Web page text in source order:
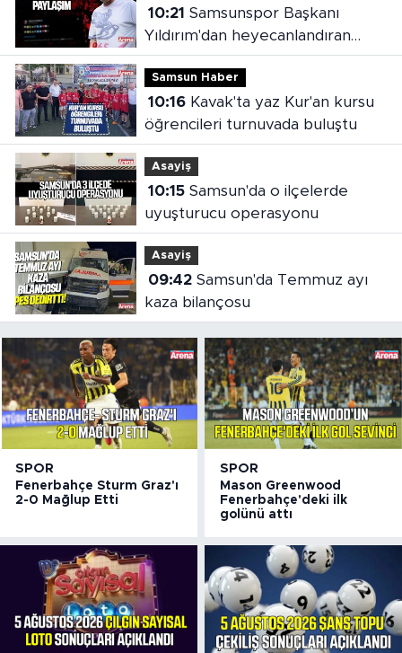
10:21
Yıldırım'dan heyecanlandıran
paylaşım
Samsun Haber
10:16Kavak'ta yaz Kur'an kursu
öğrencileri turnuvada buluştu
Asayiş
10:15Samsun'da o ilçelerde
uyuşturucu operasyonu
Asayiş
09:42Samsun'da Temmuz ayı
kaza bilançosu
SPOR
Fenerbahçe Sturm Graz'ı
2-0 Mağlup Etti
SPOR
Mason Greenwood
Fenerbahçe'deki ilk
golünü attı